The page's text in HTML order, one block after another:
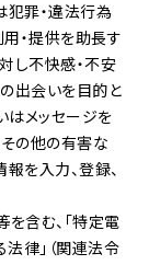
犯罪・違法行為
・提供を助長す
し不快感・不安
出会いを目的と
はメッセージを
その他の有害な
を入力、登録、
を含む、「特定電
律」（関連法令